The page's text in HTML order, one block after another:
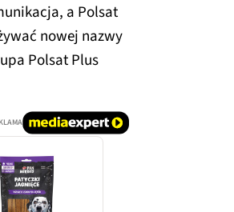
a Polsat
nowej nazwy
Polsat Plus